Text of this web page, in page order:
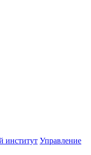
институт Управление